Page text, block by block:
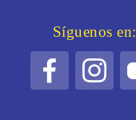
Síguenos en: